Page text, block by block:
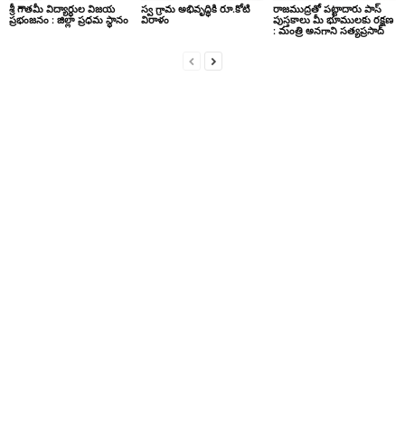
శ్రీ గౌతమీ విద్యార్ధుల విజయ
ప్రభంజనం : జిల్లా ప్రధమ స్థానం
స్వ గ్రామ అభివృద్ధికి రూ.కోటి
విరాళం
రాజముద్రతో పట్టాదారు పాస్
పుస్తకాలు మీ భూములకు రక్షణ
: మంత్రి అనగాని సత్యప్రసాద్